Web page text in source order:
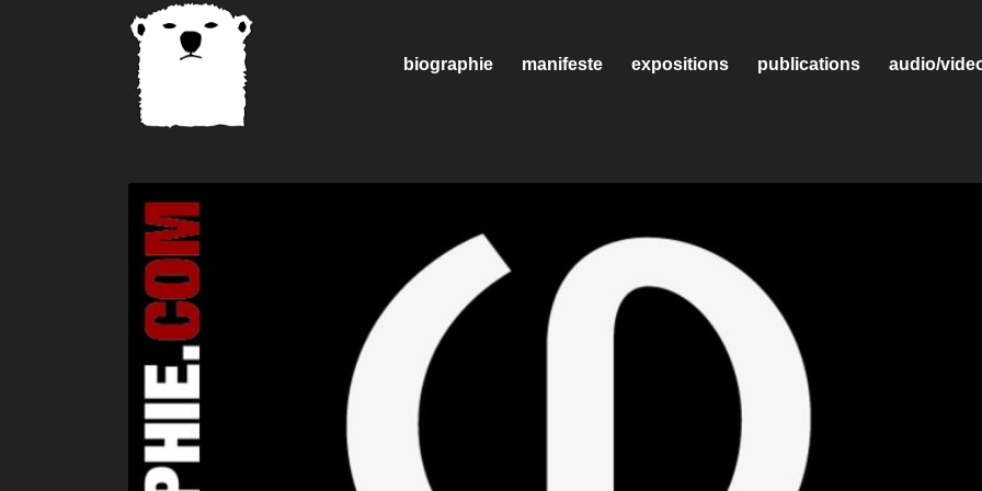
biographie manifeste expositions publications audio/